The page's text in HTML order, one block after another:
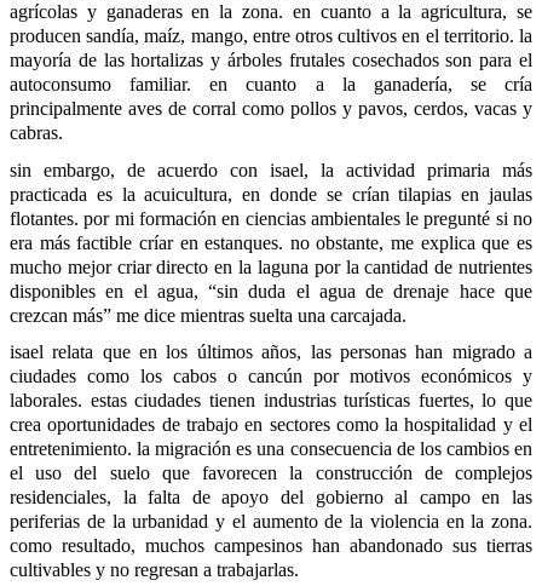
agrícolas y ganaderas en la zona. en cuanto a la agricultura, se
producen sandía, maíz, mango, entre otros cultivos en el territorio. la
mayoría de las hortalizas y árboles frutales cosechados son para el
autoconsumo familiar. en cuanto a la ganadería, se cría
principalmente aves de corral como pollos y pavos, cerdos, vacas y
cabras.
sin embargo, de acuerdo con isael, la actividad primaria más
practicada es la acuicultura, en donde se crían tilapias en jaulas
flotantes. por mi formación en ciencias ambientales le pregunté si no
era más factible críar en estanques. no obstante, me explica que es
mucho mejor criar directo en la laguna por la cantidad de nutrientes
disponibles en el agua, “sin duda el agua de drenaje hace que
crezcan más” me dice mientras suelta una carcajada.
isael relata que en los últimos años, las personas han migrado a
ciudades como los cabos o cancún por motivos económicos y
laborales. estas ciudades tienen industrias turísticas fuertes, lo que
crea oportunidades de trabajo en sectores como la hospitalidad y el
entretenimiento. la migración es una consecuencia de los cambios en
el uso del suelo que favorecen la construcción de complejos
residenciales, la falta de apoyo del gobierno al campo en las
periferias de la urbanidad y el aumento de la violencia en la zona.
como resultado, muchos campesinos han abandonado sus tierras
cultivables y no regresan a trabajarlas.